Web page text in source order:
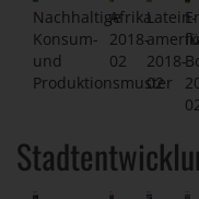
Nachhaltige
Konsum-
und
Produktionsmuster
Afrika
2018-
02
Latein-
2018-
02